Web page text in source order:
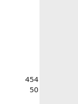
454
50